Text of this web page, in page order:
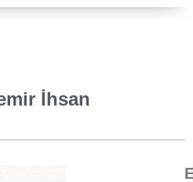
İhsan